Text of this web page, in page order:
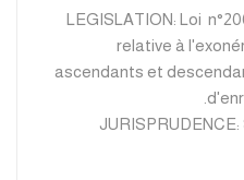
*LEGISLATION: Loi
relative à
ascendants et